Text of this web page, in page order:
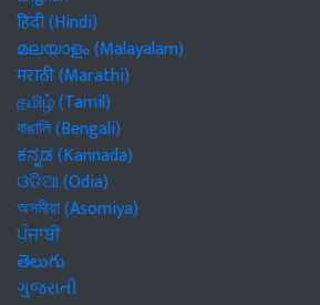
हिंदी (Hindi)
മലയാളം (Malayalam)
मराठी (Marathi)
தமிழ் (Tamil)
বাঙালি (Bengali)
ಕನ್ನಡ (Kannada)
ଓଡିଆ (Odia)
অসমীয়া (Asomiya)
ਪੰਜਾਬੀ
తెలుగు
ગુજરાતી